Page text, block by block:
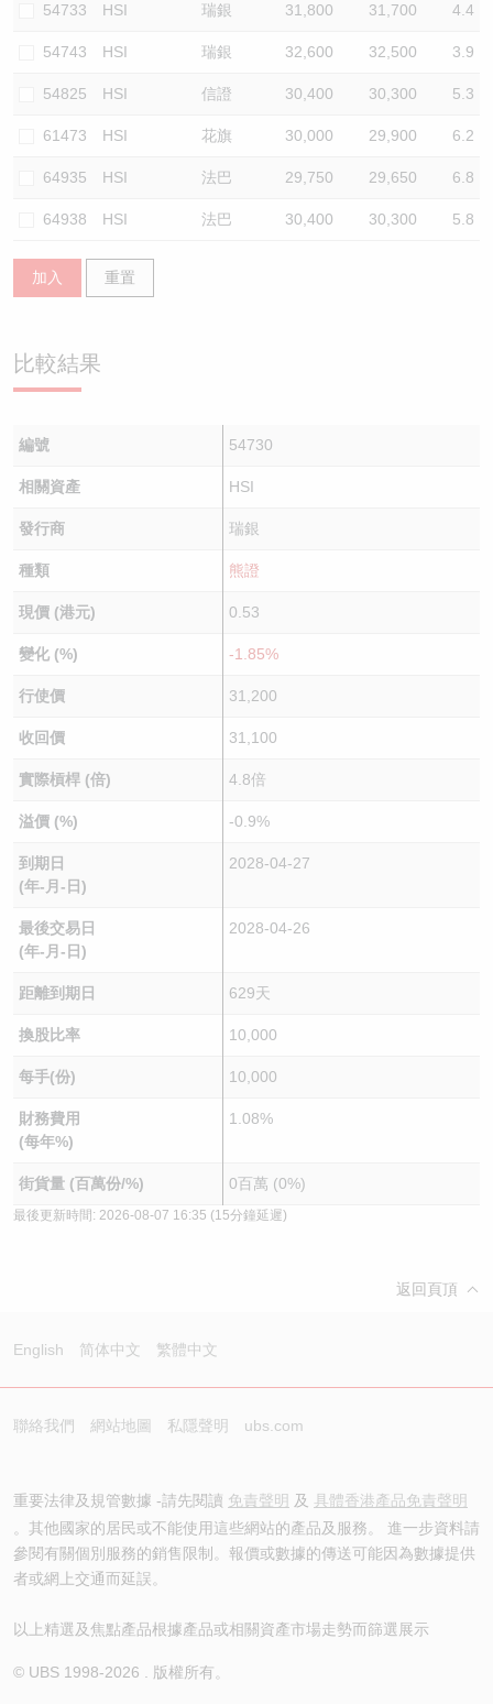
54733 HSI 瑞銀 31,800 31,700 4.4
54743 HSI 瑞銀 32,600 32,500 3.9
54825 HSI 信證 30,400 30,300 5.3
61473 HSI 花旗 30,000 29,900 6.2
64935 HSI 法巴 29,750 29,650 6.8
64938 HSI 法巴 30,400 30,300 5.8
加入 重置
比較結果
編號 54730
相關資產 HSI
發行商 瑞銀
種類 熊證
現價 (港元) 0.53
變化 (%) -1.85%
行使價 31,200
收回價 31,100
實際槓桿 (倍) 4.8倍
溢價 (%) -0.9%
到期日
(年-月-日)
2028-04-27
最後交易日
(年-月-日)
2028-04-26
距離到期日 629天
換股比率 10,000
每手(份) 10,000
財務費用
(每年%)
1.08%
街貨量 (百萬份/%) 0百萬 (0%)
最後更新時間: 2026-08-07 16:35 (15分鐘延遲)
返回頁頂
English 简体中文 繁體中文
聯絡我們 網站地圖 私隱聲明 ubs.com
重要法律及規管數據 -請先閱讀 免責聲明 及 具體香港產品免責聲明
。其他國家的居民或不能使用這些網站的產品及服務。 進一步資料請
參閱有關個別服務的銷售限制。報價或數據的傳送可能因為數據提供
者或網上交通而延誤。
以上精選及焦點產品根據產品或相關資產市場走勢而篩選展示
© UBS 1998-2026 . 版權所有。